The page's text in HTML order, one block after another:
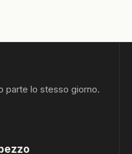
parte lo stesso giorno.